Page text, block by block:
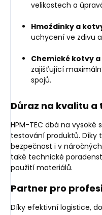
velikostech a
Hmoždinky a
uchycení ve zdivu
Chemické kotvy
zajišťující
spojů.
Důraz na kvalitu
HPM-TEC dbá na
testování produktů. Díky
bezpečnost i v
také technické
použití materiálů.
Partner pro
Díky efektivní logistice,